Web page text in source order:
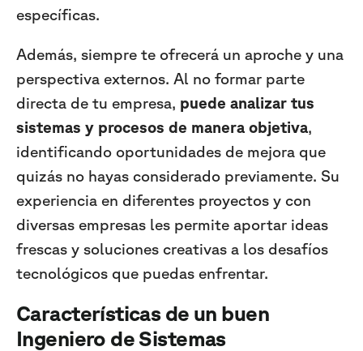
específicas.
Además, siempre te ofrecerá un aproche y una
perspectiva externos. Al no formar parte
directa de tu empresa, puede analizar tus
sistemas y procesos de manera objetiva,
identificando oportunidades de mejora que
quizás no hayas considerado previamente. Su
experiencia en diferentes proyectos y con
diversas empresas les permite aportar ideas
frescas y soluciones creativas a los desafíos
tecnológicos que puedas enfrentar.
Características de un buen
Ingeniero de Sistemas